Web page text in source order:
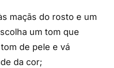
maçãs do rosto e um
um tom que
de pele e vá
da cor;